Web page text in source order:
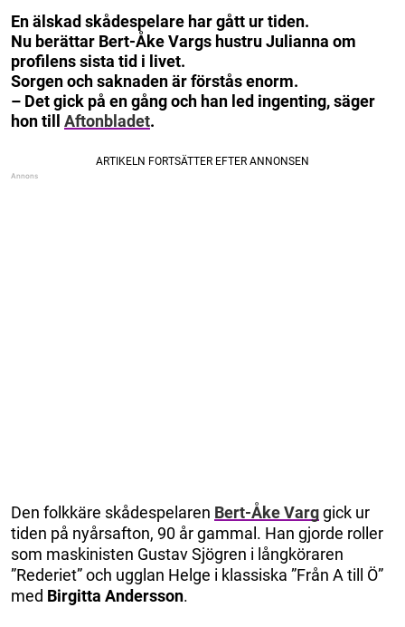
En älskad skådespelare har gått ur tiden.
Nu berättar Bert-Åke Vargs hustru Julianna om
profilens sista tid i livet.
Sorgen och saknaden är förstås enorm.
– Det gick på en gång och han led ingenting, säger
hon till Aftonbladet.
Den folkkäre skådespelaren Bert-Åke Varggick ur
tiden på nyårsafton, 90 år gammal. Han gjorde roller
som maskinisten Gustav Sjögren i långköraren
”Rederiet” och ugglan Helge i klassiska ”Från A till Ö”
med Birgitta Andersson.